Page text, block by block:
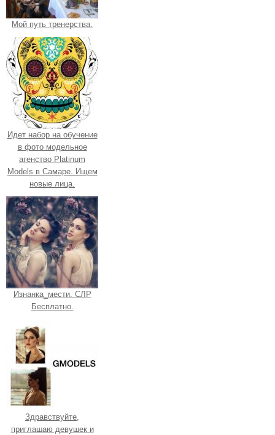
Мой путь тренерства.
Идет набор на обучение
в фото модельное
агенство Platinum
Models в Самаре. Ищем
новые лица.
Изнанка_мести. СЛР
Бесплатно.
Здравствуйте,
приглашаю девушек и